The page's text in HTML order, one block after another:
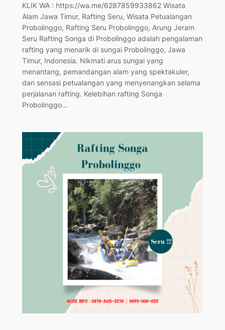
KLIK WA : https://wa.me/6287859933862 Wisata
Alam Jawa Timur, Rafting Seru, Wisata Petualangan
Probolinggo, Rafting Seru Probolinggo, Arung Jeram
Seru Rafting Songa di Probolinggo adalah pengalaman
rafting yang menarik di sungai Probolinggo, Jawa
Timur, Indonesia. Nikmati arus sungai yang
menantang, pemandangan alam yang spektakuler,
dan sensasi petualangan yang menyenangkan selama
perjalanan rafting. Kelebihan rafting Songa
Probolinggo…